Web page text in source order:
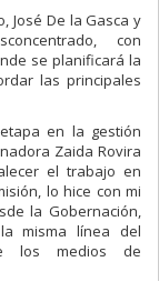
José De la Gasca y
con
se planificará la
las principales
en la gestión
Zaida Rovira
el trabajo en
lo hice con mi
la Gobernación,
misma línea del
los medios de